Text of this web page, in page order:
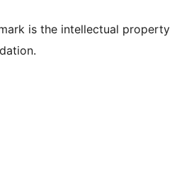
is the intellectual property